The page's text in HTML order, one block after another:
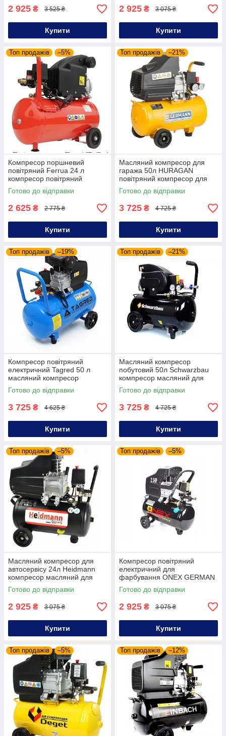
2 925 ₴ 3 525 ₴
Купити
2 925 ₴ 3 075 ₴
Купити
Топ продажів –5%
Компресор поршневий
повітряний Ferrua 24 л
компресор повітряний
електричний для
фарбування
Готово до відправки
2 625 ₴ 2 775 ₴
Купити
Топ продажів –21%
Масляний компресор для
гаража 50л HURAGAN
повітряний компресор для
будинку
Готово до відправки
3 725 ₴ 4 725 ₴
Купити
Топ продажів –19%
Компресор повітряний
електричний Tagred 50 л
масляний компресор
побутовий
Готово до відправки
3 725 ₴ 4 625 ₴
Купити
Топ продажів –21%
Масляний компресор
побутовий 50л Schwarzbau
компресор масляний для
СТО
Готово до відправки
3 725 ₴ 4 725 ₴
Купити
Топ продажів –5%
Масляний компресор для
автосервісу 24л Heidmann
компресор масляний для
гаража повітряний
компресор з об'ємом
Готово до відправки
2 925 ₴ 3 075 ₴
Купити
Топ продажів –5%
Компресор повітряний
електричний для
фарбування ONEX GERMAN
компресор масляний 24
літри компресор 24л
Готово до відправки
2 925 ₴ 3 075 ₴
Купити
Топ продажів –5% Топ продажів –12%